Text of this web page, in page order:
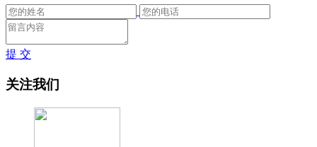
提 交
关注我们